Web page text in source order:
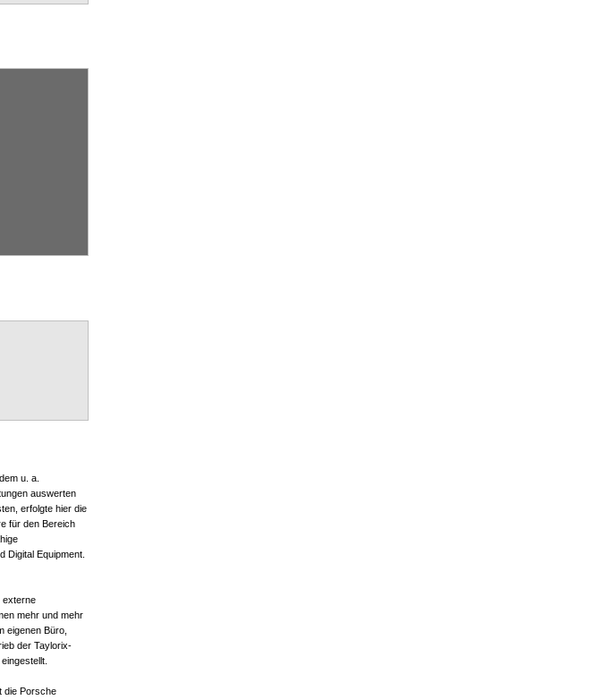
u. a.
auswerten
erfolgte hier die
für den Bereich
Digital Equipment.
externe
mehr und mehr
eigenen Büro,
der Taylorix-
die Porsche